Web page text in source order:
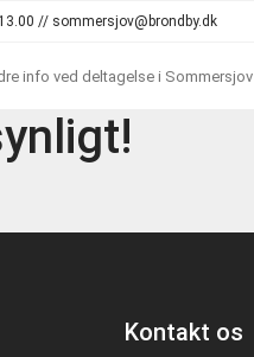
// sommersjov@brondby.dk
info ved deltagelse i Sommersjov
Kontakt os